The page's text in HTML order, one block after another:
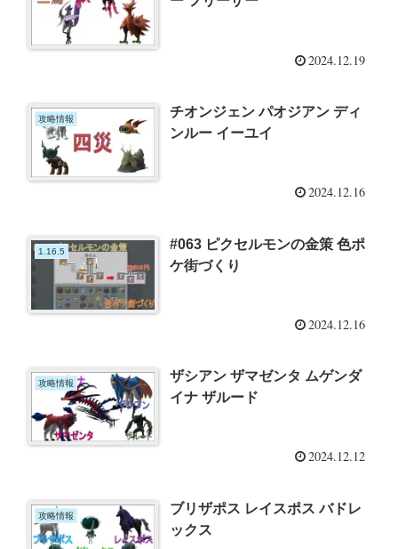
2024.12.19
攻略情報
チオンジェン パオジアン ディ
ンルー イーユイ
2024.12.16
1.16.5
#063 ピクセルモンの金策 色ポ
ケ街づくり
2024.12.16
攻略情報
ザシアン ザマゼンタ ムゲンダ
イナ ザルード
2024.12.12
攻略情報
ブリザポス レイスポス バドレ
ックス